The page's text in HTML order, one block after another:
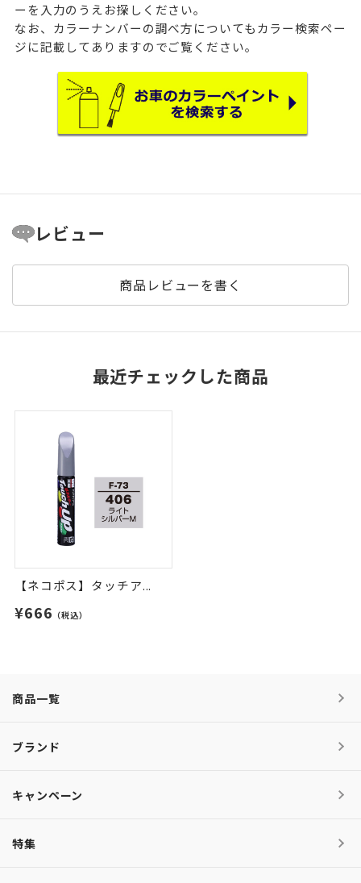
ーを入力のうえお探しください。
なお、カラーナンバーの調べ方についてもカラー検索ペー
ジに記載してありますのでご覧ください。
レビュー
商品レビューを書く
最近チェックした商品
【ネコポス】タッチア...
¥666 （税込）
商品一覧
ブランド
キャンペーン
特集